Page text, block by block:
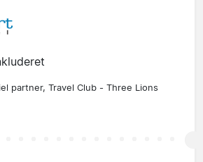
partner, Travel Club - Three Lions